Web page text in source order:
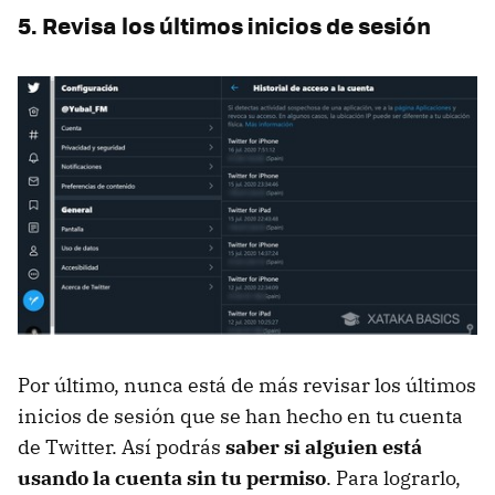
5. Revisa los últimos inicios de sesión
Por último, nunca está de más revisar los últimos
inicios de sesión que se han hecho en tu cuenta
de Twitter. Así podrás saber si alguien está
usando la cuenta sin tu permiso. Para lograrlo,